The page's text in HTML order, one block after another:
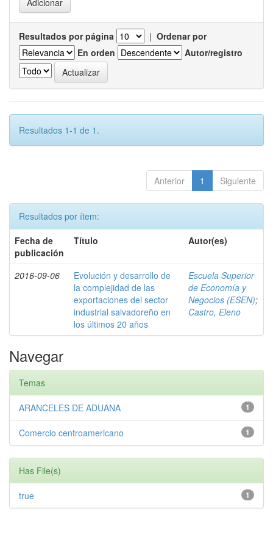
Resultados por página | Ordenar por
En orden
Autor/registro
Resultados 1-1 de 1.
Anterior 1 Siguiente
Resultados por ítem:
Fecha de
publicación
Título Autor(es)
2016-09-06
Evolución y desarrollo de
la complejidad de las
exportaciones del sector
industrial salvadoreño en
los últimos 20 años
Escuela Superior
de Economía y
Negocios (ESEN);
Castro, Eleno
Navegar
Temas
1
ARANCELES DE ADUANA
1
Comercio centroamericano
Has File(s)
1
true